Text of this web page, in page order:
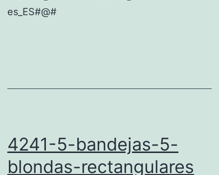
es_ES#@#
4241-5-bandejas-5-
blondas-rectangulares